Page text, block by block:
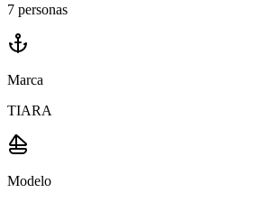
7 personas
Marca
TIARA
Modelo